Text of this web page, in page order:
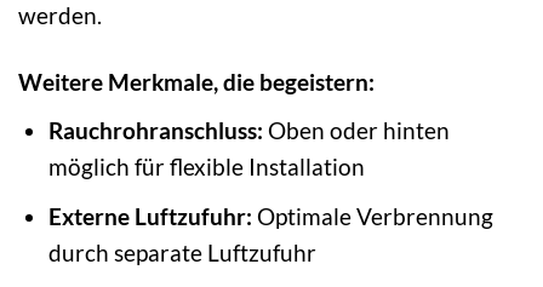
werden.
Weitere Merkmale, die begeistern:
Rauchrohranschluss: Oben oder hinten
möglich für flexible Installation
Externe Luftzufuhr: Optimale Verbrennung
durch separate Luftzufuhr